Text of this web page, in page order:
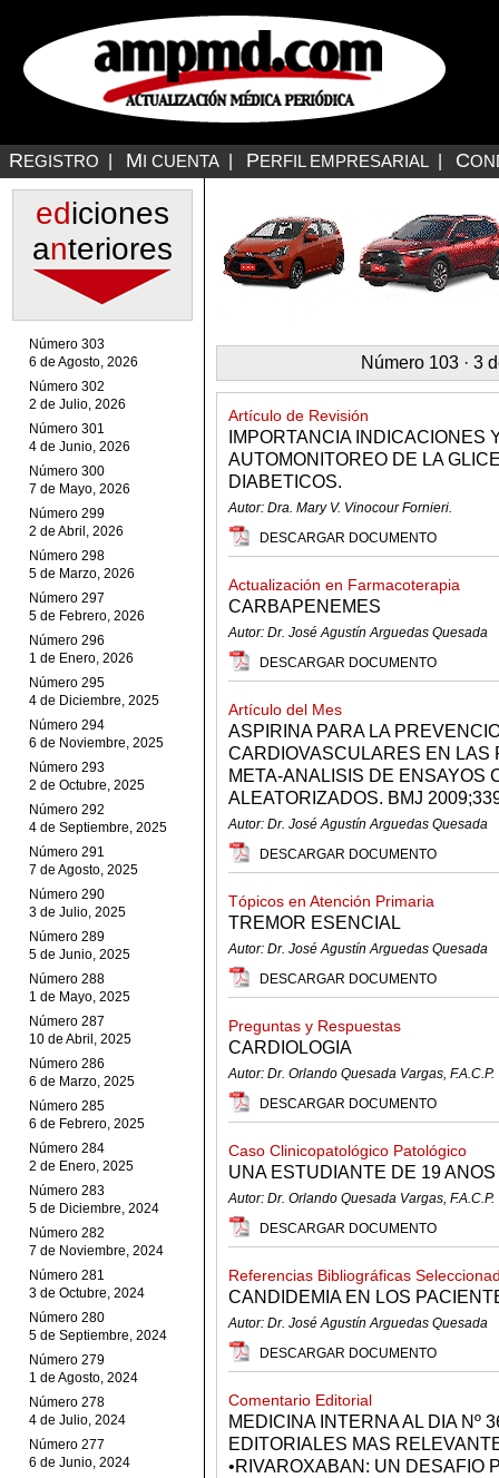
REGISTRO MI CUENTA PERFIL EMPRESARIAL C
ediciones
anteriores
Número 303
6 de Agosto, 2026
Número 302
2 de Julio, 2026
Número 301
4 de Junio, 2026
Número 300
7 de Mayo, 2026
Número 299
2 de Abril, 2026
Número 298
5 de Marzo, 2026
Número 297
5 de Febrero, 2026
Número 296
1 de Enero, 2026
Número 295
4 de Diciembre, 2025
Número 294
6 de Noviembre, 2025
Número 293
2 de Octubre, 2025
Número 292
4 de Septiembre, 2025
Número 291
7 de Agosto, 2025
Número 290
3 de Julio, 2025
Número 289
5 de Junio, 2025
Número 288
1 de Mayo, 2025
Número 287
10 de Abril, 2025
Número 286
6 de Marzo, 2025
Número 285
6 de Febrero, 2025
Número 284
2 de Enero, 2025
Número 283
5 de Diciembre, 2024
Número 282
7 de Noviembre, 2024
Número 281
3 de Octubre, 2024
Número 280
5 de Septiembre, 2024
Número 279
1 de Agosto, 2024
Número 278
4 de Julio, 2024
Número 277
6 de Junio, 2024
Número 103 · 3
Artículo de Revisión
IMPORTANCIA INDICACIONES
AUTOMONITOREO DE LA
DIABETICOS.
Autor: Dra. Mary V. Vinocour Fornieri.
DESCARGAR DOCUMENTO
Actualización en Farmacoterapia
CARBAPENEMES
Autor: Dr. José Agustín Arguedas Quesada
DESCARGAR DOCUMENTO
Artículo del Mes
ASPIRINA PARA LA
CARDIOVASCULARES EN LAS
META-ANALISIS DE ENSAYOS
ALEATORIZADOS. BMJ
Autor: Dr. José Agustín Arguedas Quesada
DESCARGAR DOCUMENTO
Tópicos en Atención Primaria
TREMOR ESENCIAL
Autor: Dr. José Agustín Arguedas Quesada
DESCARGAR DOCUMENTO
Preguntas y Respuestas
CARDIOLOGIA
Autor: Dr. Orlando Quesada Vargas, F.A.C.P.
DESCARGAR DOCUMENTO
Caso Clinicopatológico Patológico
UNA ESTUDIANTE DE 19
Autor: Dr. Orlando Quesada Vargas, F.A.C.P.
DESCARGAR DOCUMENTO
Referencias Bibliográficas
CANDIDEMIA EN LOS
Autor: Dr. José Agustín Arguedas Quesada
DESCARGAR DOCUMENTO
Comentario Editorial
MEDICINA INTERNA AL DIA Nº
EDITORIALES MAS
•RIVAROXABAN: UN DESAFIO